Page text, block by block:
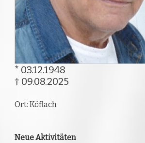
* 03.12.1948
† 09.08.2025
Ort: Köflach
Neue Aktivitäten